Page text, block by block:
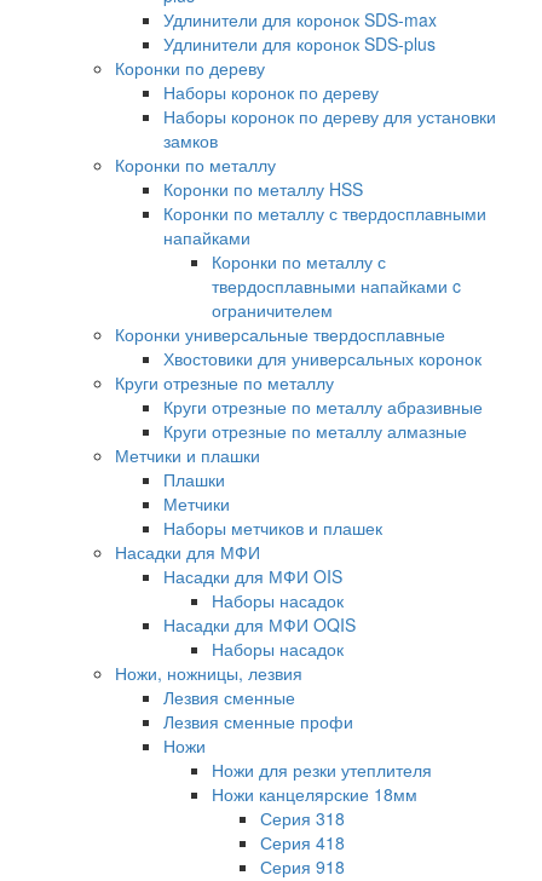
Удлинители для коронок SDS-max
Удлинители для коронок SDS-plus
Коронки по дереву
Наборы коронок по дереву
Наборы коронок по дереву для установки
замков
Коронки по металлу
Коронки по металлу HSS
Коронки по металлу с твердосплавными
напайками
Коронки по металлу с
твердосплавными напайками c
ограничителем
Коронки универсальные твердосплавные
Хвостовики для универсальных коронок
Круги отрезные по металлу
Круги отрезные по металлу абразивные
Круги отрезные по металлу алмазные
Метчики и плашки
Плашки
Метчики
Наборы метчиков и плашек
Насадки для МФИ
Насадки для МФИ OIS
Наборы насадок
Насадки для МФИ OQIS
Наборы насадок
Ножи, ножницы, лезвия
Лезвия сменные
Лезвия сменные профи
Ножи
Ножи для резки утеплителя
Ножи канцелярские 18мм
Серия 318
Серия 418
Серия 918